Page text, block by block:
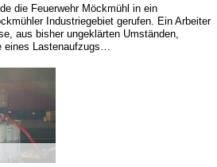
die Feuerwehr Möckmühl in ein
Industriegebiet gerufen. Ein Arbeiter
aus bisher ungeklärten Umständen,
Lastenaufzugs…